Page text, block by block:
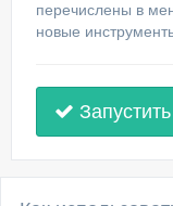
перечислены в
новые